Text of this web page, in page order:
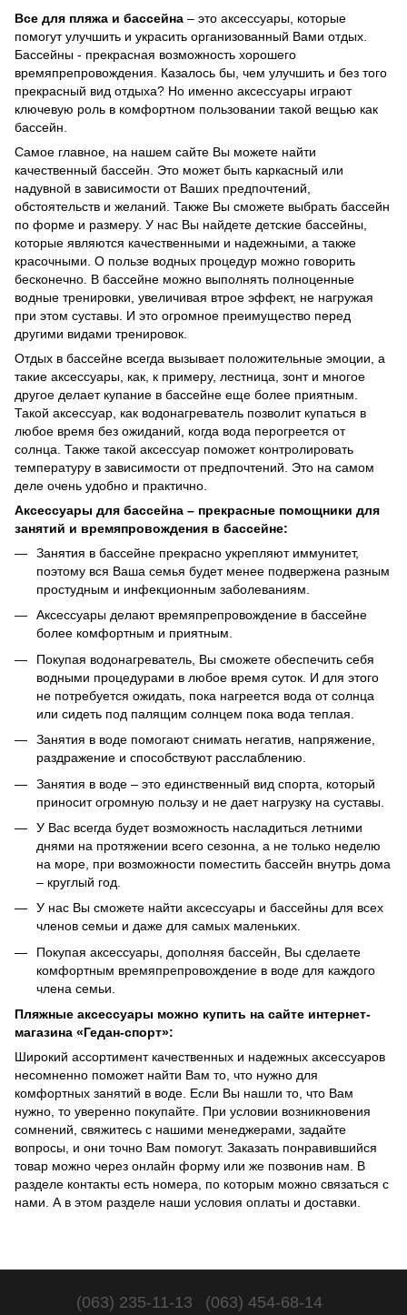
Все для пляжа и бассейна – это аксессуары, которые
помогут улучшить и украсить организованный Вами отдых.
Бассейны - прекрасная возможность хорошего
времяпрепровождения. Казалось бы, чем улучшить и без того
прекрасный вид отдыха? Но именно аксессуары играют
ключевую роль в комфортном пользовании такой вещью как
бассейн.
Самое главное, на нашем сайте Вы можете найти
качественный бассейн. Это может быть каркасный или
надувной в зависимости от Ваших предпочтений,
обстоятельств и желаний. Также Вы сможете выбрать бассейн
по форме и размеру. У нас Вы найдете детские бассейны,
которые являются качественными и надежными, а также
красочными. О пользе водных процедур можно говорить
бесконечно. В бассейне можно выполнять полноценные
водные тренировки, увеличивая втрое эффект, не нагружая
при этом суставы. И это огромное преимущество перед
другими видами тренировок.
Отдых в бассейне всегда вызывает положительные эмоции, а
такие аксессуары, как, к примеру, лестница, зонт и многое
другое делает купание в бассейне еще более приятным.
Такой аксессуар, как водонагреватель позволит купаться в
любое время без ожиданий, когда вода перогреется от
солнца. Также такой аксессуар поможет контролировать
температуру в зависимости от предпочтений. Это на самом
деле очень удобно и практично.
Аксессуары для бассейна – прекрасные помощники для
занятий и времяпровождения в бассейне:
Занятия в бассейне прекрасно укрепляют иммунитет,
поэтому вся Ваша семья будет менее подвержена разным
простудным и инфекционным заболеваниям.
Аксессуары делают времяпрепровождение в бассейне
более комфортным и приятным.
Покупая водонагреватель, Вы сможете обеспечить себя
водными процедурами в любое время суток. И для этого
не потребуется ожидать, пока нагреется вода от солнца
или сидеть под палящим солнцем пока вода теплая.
Занятия в воде помогают снимать негатив, напряжение,
раздражение и способствуют расслаблению.
Занятия в воде – это единственный вид спорта, который
приносит огромную пользу и не дает нагрузку на суставы.
У Вас всегда будет возможность насладиться летними
днями на протяжении всего сезонна, а не только неделю
на море, при возможности поместить бассейн внутрь дома
– круглый год.
У нас Вы сможете найти аксессуары и бассейны для всех
членов семьи и даже для самых маленьких.
Покупая аксессуары, дополняя бассейн, Вы сделаете
комфортным времяпрепровождение в воде для каждого
члена семьи.
Пляжные аксессуары можно купить на сайте интернет-
магазина «Гедан-спорт»:
Широкий ассортимент качественных и надежных аксессуаров
несомненно поможет найти Вам то, что нужно для
комфортных занятий в воде. Если Вы нашли то, что Вам
нужно, то уверенно покупайте. При условии возникновения
сомнений, свяжитесь с нашими менеджерами, задайте
вопросы, и они точно Вам помогут. Заказать понравившийся
товар можно через онлайн форму или же позвонив нам. В
разделе контакты есть номера, по которым можно связаться с
нами. А в этом разделе наши условия оплаты и доставки.
(063) 235-11-13 (063) 454-68-14